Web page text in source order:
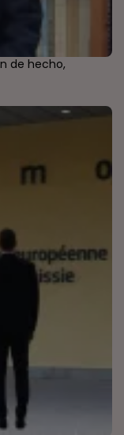
de hecho,